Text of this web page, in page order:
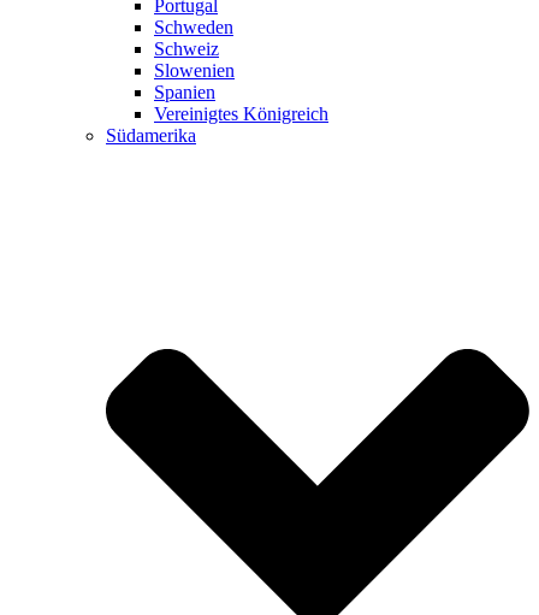
Portugal
Schweden
Schweiz
Slowenien
Spanien
Vereinigtes Königreich
Südamerika